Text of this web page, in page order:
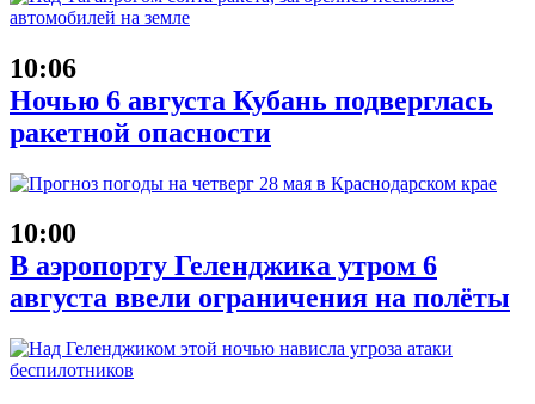
10:06
Ночью 6 августа Кубань подверглась
ракетной опасности
10:00
В аэропорту Геленджика утром 6
августа ввели ограничения на полёты